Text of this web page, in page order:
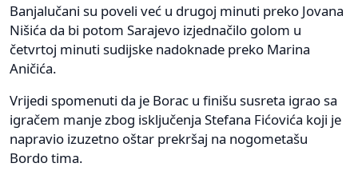
Banjalučani su poveli već u drugoj minuti preko Jovana
Nišića da bi potom Sarajevo izjednačilo golom u
četvrtoj minuti sudijske nadoknade preko Marina
Aničića.
Vrijedi spomenuti da je Borac u finišu susreta igrao sa
igračem manje zbog isključenja Stefana Fićovića koji je
napravio izuzetno oštar prekršaj na nogometašu
Bordo tima.